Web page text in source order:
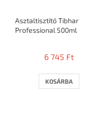
Asztaltisztító Tibhar
Professional 500ml
6 745 Ft
KOSÁRBA